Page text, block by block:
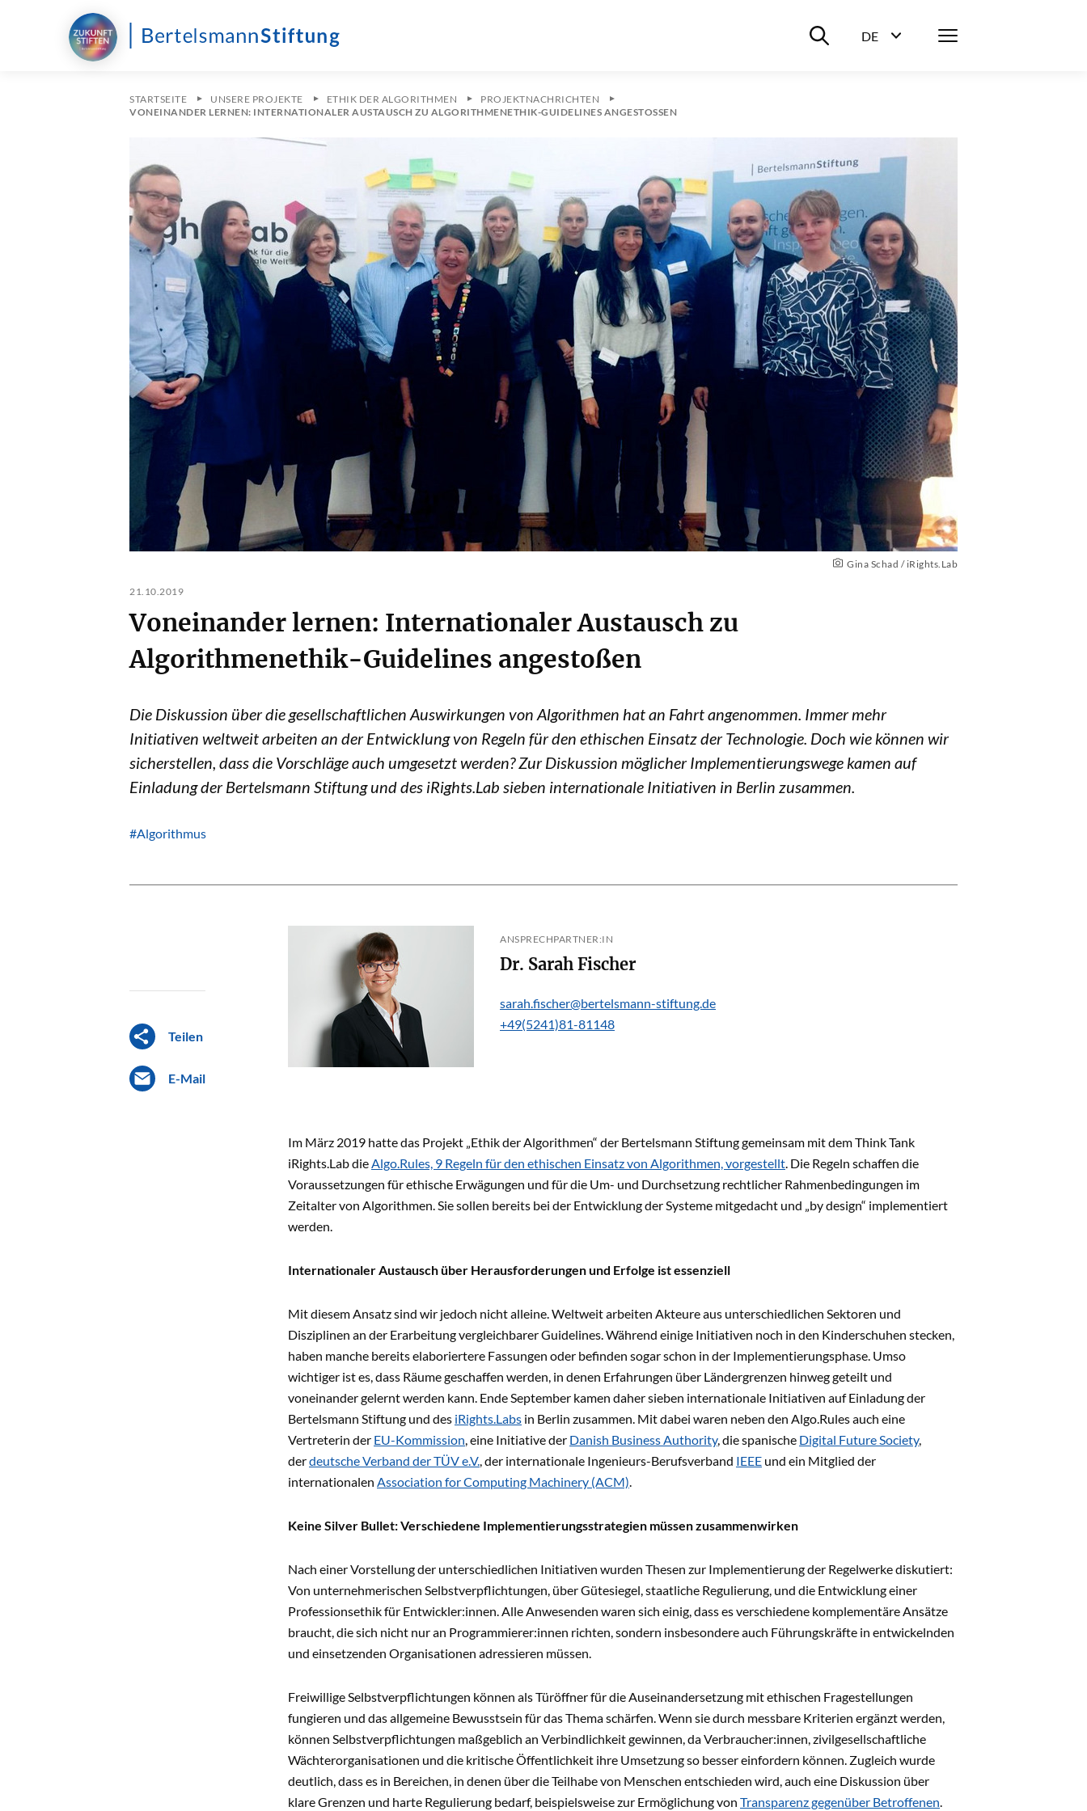
Suche ein-/ausblenden
DE
Menü
STARTSEITE UNSERE PROJEKTE ETHIK DER ALGORITHMEN
PROJEKTNACHRICHTEN
VONEINANDER LERNEN: INTERNATIONALER AUSTAUSCH ZU ALGORITHMENETHIK-GUIDELINES ANGESTOSSEN
Gina Schad / iRights.Lab
21.10.2019
Voneinander lernen: Internationaler Austausch zu
Algorithmenethik-Guidelines angestoßen
Die Diskussion über die gesellschaftlichen Auswirkungen von Algorithmen hat an Fahrt angenommen. Immer mehr
Initiativen weltweit arbeiten an der Entwicklung von Regeln für den ethischen Einsatz der Technologie. Doch wie können wir
sicherstellen, dass die Vorschläge auch umgesetzt werden? Zur Diskussion möglicher Implementierungswege kamen auf
Einladung der Bertelsmann Stiftung und des iRights.Lab sieben internationale Initiativen in Berlin zusammen.
#Algorithmus
Teilen
E-Mail
ANSPRECHPARTNER:IN
Dr. Sarah Fischer
sarah.fischer@bertelsmann-stiftung.de
+49(5241)81-81148
Im März 2019 hatte das Projekt „Ethik der Algorithmen“ der Bertelsmann Stiftung gemeinsam mit dem Think Tank
iRights.Lab dieAlgo.Rules, 9 Regeln für den ethischen Einsatz von Algorithmen, vorgestellt. Die Regeln schaffen die
Voraussetzungen für ethische Erwägungen und für die Um- und Durchsetzung rechtlicher Rahmenbedingungen im
Zeitalter von Algorithmen. Sie sollen bereits bei der Entwicklung der Systeme mitgedacht und „by design“ implementiert
werden.
Internationaler Austausch über Herausforderungen und Erfolge ist essenziell
Mit diesem Ansatz sind wir jedoch nicht alleine. Weltweit arbeiten Akteure aus unterschiedlichen Sektoren und
Disziplinen an der Erarbeitung vergleichbarer Guidelines. Während einige Initiativen noch in den Kinderschuhen stecken,
haben manche bereits elaboriertere Fassungen oder befinden sogar schon in der Implementierungsphase. Umso
wichtiger ist es, dass Räume geschaffen werden, in denen Erfahrungen über Ländergrenzen hinweg geteilt und
voneinander gelernt werden kann. Ende September kamen daher sieben internationale Initiativen auf Einladung der
Bertelsmann Stiftung und des iRights.Labs in Berlin zusammen. Mit dabei waren neben den Algo.Rules auch eine
Vertreterin der EU-Kommission, eine Initiative der Danish Business Authority, die spanische Digital Future Society,
derdeutsche Verband der TÜV e.V., der internationale Ingenieurs-Berufsverband IEEE und ein Mitglied der
internationalen Association for Computing Machinery (ACM).
Keine Silver Bullet: Verschiedene Implementierungsstrategien müssen zusammenwirken
Nach einer Vorstellung der unterschiedlichen Initiativen wurden Thesen zur Implementierung der Regelwerke diskutiert:
Von unternehmerischen Selbstverpflichtungen, über Gütesiegel, staatliche Regulierung, und die Entwicklung einer
Professionsethik für Entwickler:innen. Alle Anwesenden waren sich einig, dass es verschiedene komplementäre Ansätze
braucht, die sich nicht nur an Programmierer:innen richten, sondern insbesondere auch Führungskräfte in entwickelnden
und einsetzenden Organisationen adressieren müssen.
Freiwillige Selbstverpflichtungen können als Türöffner für die Auseinandersetzung mit ethischen Fragestellungen
fungieren und das allgemeine Bewusstsein für das Thema schärfen. Wenn sie durch messbare Kriterien ergänzt werden,
können Selbstverpflichtungen maßgeblich an Verbindlichkeit gewinnen, da Verbraucher:innen, zivilgesellschaftliche
Wächterorganisationen und die kritische Öffentlichkeit ihre Umsetzung so besser einfordern können. Zugleich wurde
deutlich, dass es in Bereichen, in denen über die Teilhabe von Menschen entschieden wird, auch eine Diskussion über
klare Grenzen und harte Regulierung bedarf, beispielsweise zur Ermöglichung von Transparenz gegenüber Betroffenen.